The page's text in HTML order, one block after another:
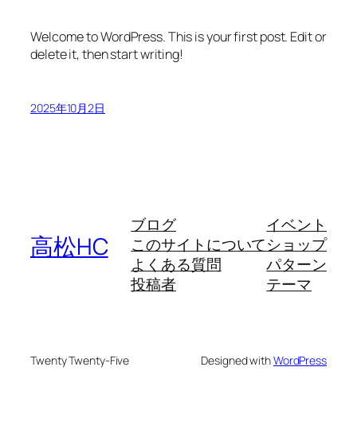
Welcome to WordPress. This is your first post. Edit or
delete it, then start writing!
2025年10月2日
高松HC
ブログ
このサイトについて
よくある質問
投稿者
イベント
ショップ
パターン
テーマ
Twenty Twenty-Five Designed withWordPress